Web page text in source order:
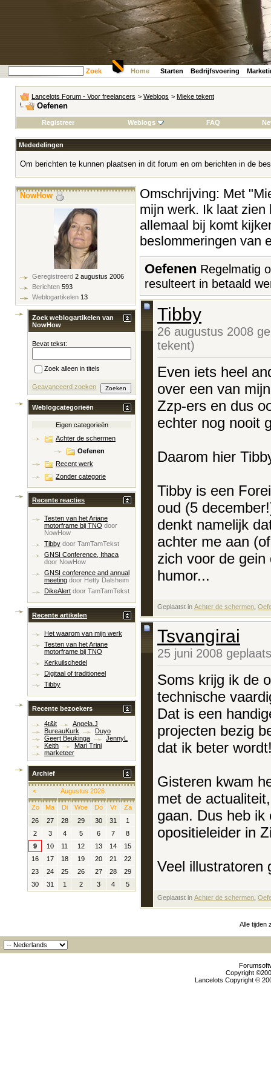
Zoek Home Starten Bedrijfsvoering
Lancelots Forum - Voor freelancers > Weblogs > Mieke tekent
Oefenen
Registreer Weblogs FAQ
Mededelingen
Om berichten te kunnen plaatsen in dit forum en om berichten in de
Omschrijving: Met
mijn werk. Ik laat
allemaal bij komt
beslommeringen van
Oefenen Regelmatig
resulteert in betaald
Tibby
26 augustus 2008
tekent)
Even iets heel
over een van
Zzp-ers en dus
echter nog nooit
Daarom hier
Tibby is een
oud (5
denkt namelijk
achter me aan
zich voor de
humor...
Geplaatst in Achter de schermen
Tsvangirai
25 juni 2008
Soms krijg ik de
technische
Dat is een
projecten bezig
dat ik beter
Gisteren kwam
met de
gaan. Dus heb ik
opositieleider in
Veel illustratoren
Geplaatst in Achter de schermen
NowHow
Geregistreerd 2 augustus 2006
Berichten 593
Weblogartikelen 13
Zoek weblogartikelen van
NowHow
Bevat tekst:
Zoek alleen in titels
Geavanceerd zoeken
Weblogcategorieën
Eigen categorieën
Achter de schermen
Oefenen
Recent werk
Zonder categorie
Recente reacties
Testen van het Ariane
motorframe bij TNO door
NowHow
Tibby door TamTamTekst
GNSI Conference, Ithaca
door NowHow
GNSI conference and annual
meeting door Hetty Dalsheim
DikeAlert door TamTamTekst
Recente artikelen
Het waarom van mijn werk
Testen van het Ariane
motorframe bij TNO
Kerkuilschedel
Digitaal of traditioneel
Tibby
Recente bezoekers
4t&it
Angela.J
BureauKurk
Duyo
Geert Beukinga
JennyL
Keith
Mari Trini
marketeer
Archief
< Augustus 2026
Zo Ma Di Woe Do Vr
Za
26
27 28 29 30 31
1
2
3 4 5 6 7
8
9
10 11 12 13 14
15
16
17 18 19 20 21
22
23
24 25 26 27 28
29
30
31 1 2 3 4 5
Alle tijden
Copyright
Lancelots Copyright ©